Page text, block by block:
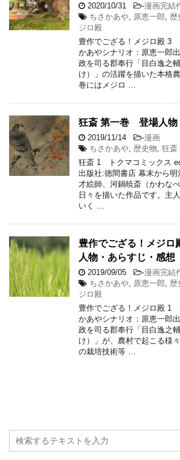
2020/10/31 -漫画完結
ちさかあや
原恵一郎 歴
ジロ殿
豊作でござる！メジロ殿 3
かあやシナリオ：原恵一郎
政を司る郡奉行「目白逸之
け）」の活躍を描いた本格
巻にはメジロ …
狂斎 第一巻 登場人物
2019/11/14 -漫画
ちさかあや 歴史物 狂斎
狂斎 1 トクマコミックス
出版社:徳間書店 幕末から
才絵師、河鍋暁斎（かわな
日々を描いた作品です。主
いく …
豊作でござる！メジ
人物・あらすじ・感想
2019/09/05 -漫画完結
ちさかあや
原恵一郎 歴
ジロ殿
豊作でござる！メジロ殿 1
かあやシナリオ：原恵一郎
政を司る郡奉行「目白逸之
け）」が、農村で起こる様
の栽培技術等 …